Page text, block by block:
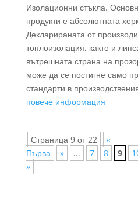
Изолационни стъкла.
продукти е абсолютната
Декларираната от
топлоизолация, както и
вътрешната страна на
може да се постигне само
стандарти в
повече информация
Страница 9 от 22
«
Първа
» ... 7 8 9
»